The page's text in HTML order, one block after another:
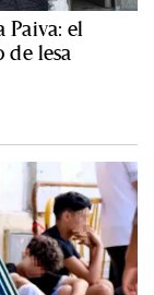
Paiva: el
de lesa